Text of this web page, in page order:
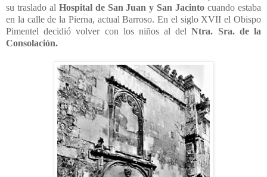
su traslado al Hospital de San Juan y San Jacinto cuando estaba
en la calle de la Pierna, actual Barroso. En el siglo XVII el Obispo
Pimentel decidió volver con los niños al delNtra. Sra. de la
Consolación.